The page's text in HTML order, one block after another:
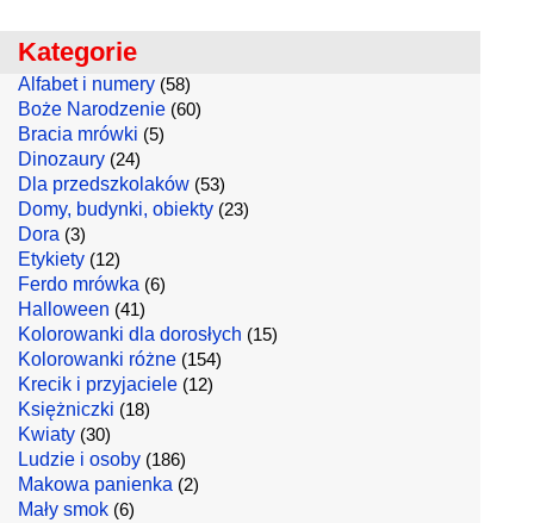
Kategorie
Alfabet i numery (58)
Boże Narodzenie (60)
Bracia mrówki (5)
Dinozaury (24)
Dla przedszkolaków (53)
Domy, budynki, obiekty (23)
Dora (3)
Etykiety (12)
Ferdo mrówka (6)
Halloween (41)
Kolorowanki dla dorosłych (15)
Kolorowanki różne (154)
Krecik i przyjaciele (12)
Księżniczki (18)
Kwiaty (30)
Ludzie i osoby (186)
Makowa panienka (2)
Mały smok (6)